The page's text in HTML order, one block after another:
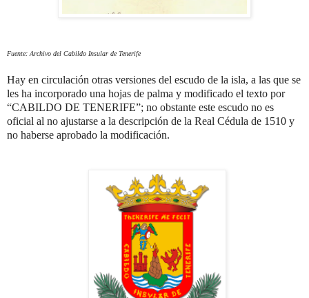
Fuente: Archivo del Cabildo Insular de Tenerife
Hay en circulación otras versiones del escudo de la isla, a las que se
les ha incorporado una hojas de palma y modificado el texto por
“CABILDO DE TENERIFE”; no obstante este escudo no es
oficial al no ajustarse a la descripción de la Real Cédula de 1510 y
no haberse aprobado la modificación.